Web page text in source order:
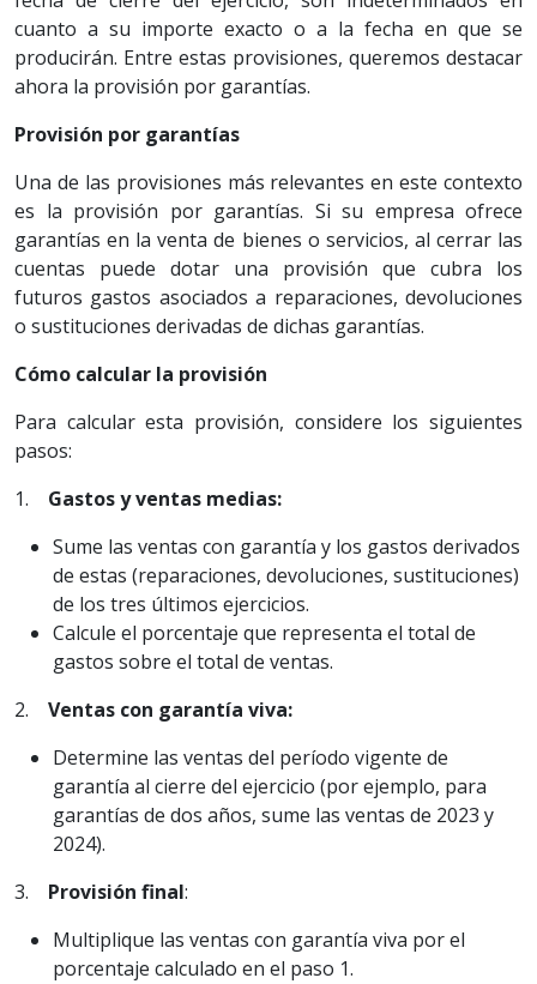
cuanto a su importe exacto o a la fecha en que se
producirán. Entre estas provisiones, queremos destacar
ahora la provisión por garantías.
Provisión por garantías
Una de las provisiones más relevantes en este contexto
es la provisión por garantías. Si su empresa ofrece
garantías en la venta de bienes o servicios, al cerrar las
cuentas puede dotar una provisión que cubra los
futuros gastos asociados a reparaciones, devoluciones
o sustituciones derivadas de dichas garantías.
Cómo calcular la provisión
Para calcular esta provisión, considere los siguientes
pasos:
1. Gastos y ventas medias:
Sume las ventas con garantía y los gastos derivados
de estas (reparaciones, devoluciones, sustituciones)
de los tres últimos ejercicios.
Calcule el porcentaje que representa el total de
gastos sobre el total de ventas.
2. Ventas con garantía viva:
Determine las ventas del período vigente de
garantía al cierre del ejercicio (por ejemplo, para
garantías de dos años, sume las ventas de 2023 y
2024).
3. Provisión final:
Multiplique las ventas con garantía viva por el
porcentaje calculado en el paso 1.